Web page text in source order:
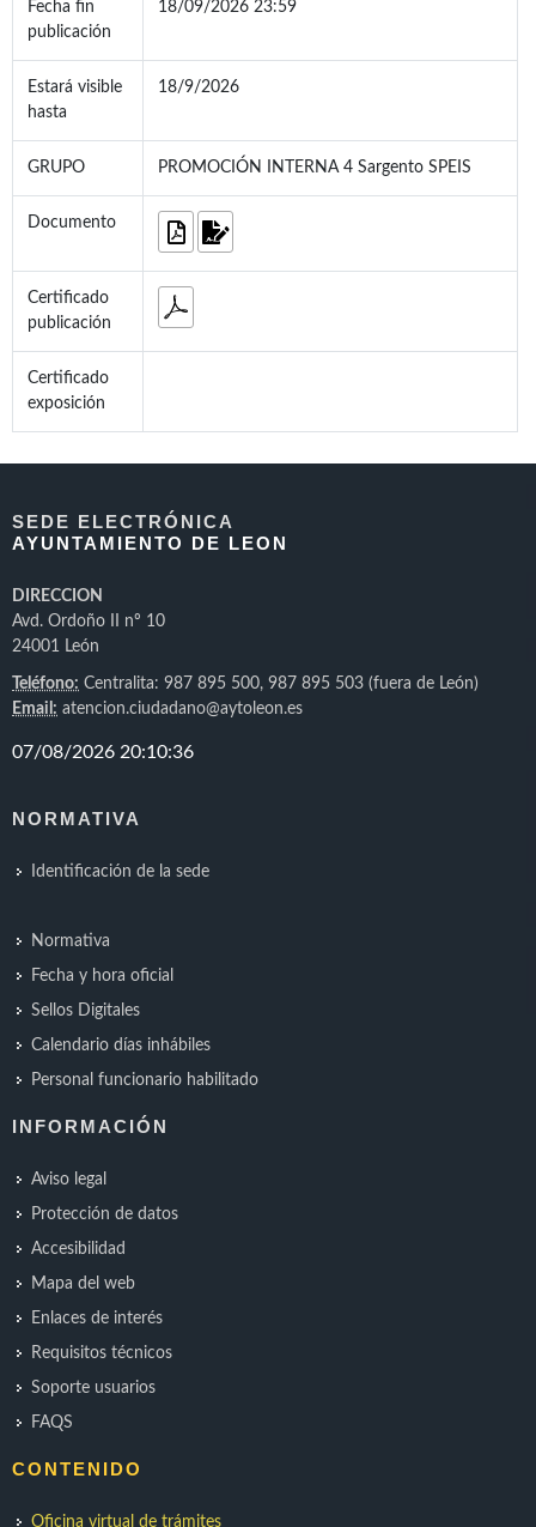
Fecha fin
publicación
18/09/2026 23:59
Estará visible
hasta
18/9/2026
GRUPO PROMOCIÓN INTERNA 4 Sargento SPEIS
Documento
Certificado
publicación
Certificado
exposición
SEDE ELECTRÓNICA
AYUNTAMIENTO DE LEON
DIRECCION
Avd. Ordoño II nº 10
24001 León
Teléfono: Centralita: 987 895 500, 987 895 503 (fuera de León)
Email: atencion.ciudadano@aytoleon.es
NORMATIVA
Identificación de la sede
Normativa
Fecha y hora oficial
Sellos Digitales
Calendario días inhábiles
Personal funcionario habilitado
INFORMACIÓN
Aviso legal
Protección de datos
Accesibilidad
Mapa del web
Enlaces de interés
Requisitos técnicos
Soporte usuarios
FAQS
CONTENIDO
Oficina virtual de trámites